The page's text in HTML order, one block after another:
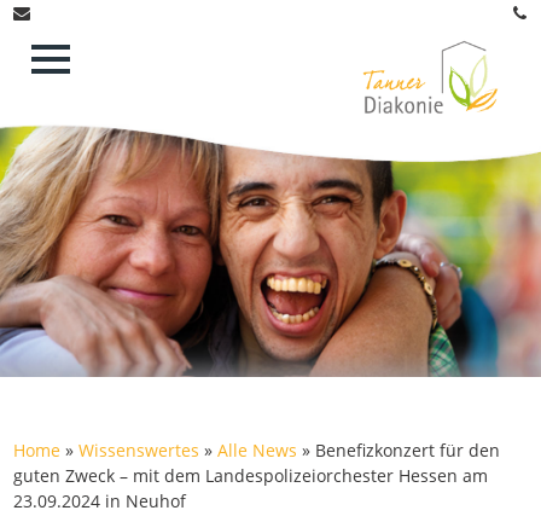
Home »Wissenswertes »Alle News » Benefizkonzert für den
guten Zweck – mit dem Landespolizeiorchester Hessen am
23.09.2024 in Neuhof